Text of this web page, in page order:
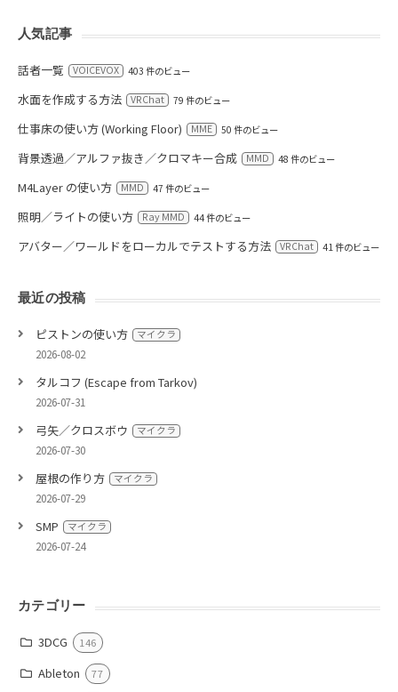
人気記事
話者一覧 VOICEVOX 403 件のビュー
水面を作成する方法 VRChat 79 件のビュー
仕事床の使い方 (Working Floor) MME 50 件のビュー
背景透過／アルファ抜き／クロマキー合成 MMD 48 件のビュー
M4Layer の使い方 MMD 47 件のビュー
照明／ライトの使い方 Ray MMD 44 件のビュー
アバター／ワールドをローカルでテストする方法 VRChat 41 件のビュー
最近の投稿
ピストンの使い方 マイクラ
2026-08-02
タルコフ (Escape from Tarkov)
2026-07-31
弓矢／クロスボウ マイクラ
2026-07-30
屋根の作り方 マイクラ
2026-07-29
SMP マイクラ
2026-07-24
カテゴリー
3DCG 146
Ableton 77